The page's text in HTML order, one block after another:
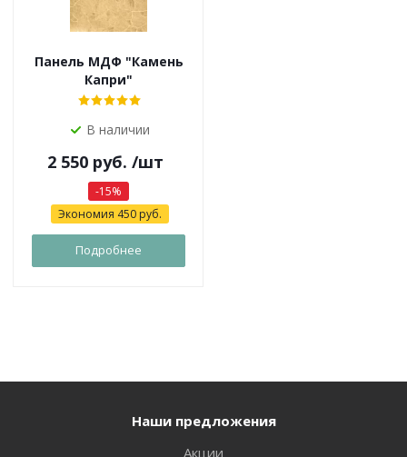
Панель МДФ "Камень
Капри"
В наличии
2 550 руб. /шт
-15%
Экономия 450 руб.
Подробнее
Наши предложения
Акции